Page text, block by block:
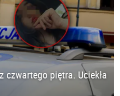
czwartego piętra. Uciekła